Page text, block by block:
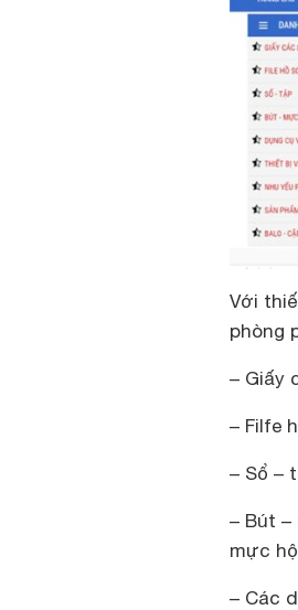
Với
phòng
– Giấy
– Filfe
– Sổ –
– Bút
mực
– Các